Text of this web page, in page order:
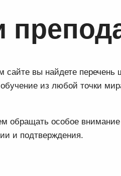
вы найдете
из любой точки
обращать особое
и подтверждения.